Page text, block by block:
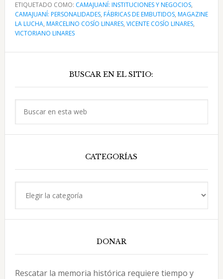
Montañesa,
fábrica
de
Camajuaní
ETIQUETADO COMO: CAMAJUANÍ: INSTITUCIONES Y NEGOCIOS,
CAMAJUANÍ: PERSONALIDADES, FÁBRICAS DE EMBUTIDOS, MAGAZINE
LA LUCHA, MARCELINO COSÍO LINARES, VICENTE COSÍO LINARES,
VICTORIANO LINARES
principal
BUSCAR EN EL SITIO:
CATEGORÍAS
DONAR
Rescatar la memoria histórica requiere tiempo y